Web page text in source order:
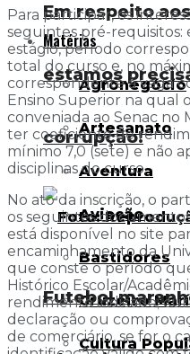
Matérias
Agronegócio
Artesanato
Aventura
Aviação
Bastidores
Cruzeiro
Cultura
Em respeito
estamos
corrupção!
Futebol
Para participar, os
seguintes pré-requisitos:
estágio, período
total do curso e, no
correspondente à vaga
Ensino Superior na qual
conveniada ao Senac no
ter coeficiente de
mínimo 7,0 (sete) e não
disciplinas do curso.
No ato da inscrição, o
os seguintes
está disponível no site
encaminhamento da
que conste o período
Histórico Escolar/
rendimento indicado;
declaração ou
de comerciário, se for o